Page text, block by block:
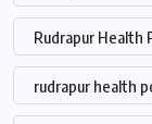
Rudrapur Health
rudrapur health